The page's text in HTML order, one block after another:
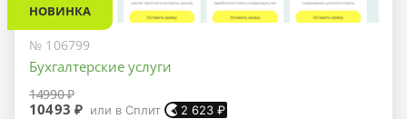
НОВИНКА
№ 106799
Бухгалтерские услуги
14990 ₽
10493 ₽ или в Сплит 2 623 ₽